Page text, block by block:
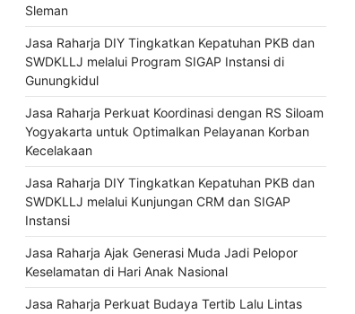
Sleman
Jasa Raharja DIY Tingkatkan Kepatuhan PKB dan
SWDKLLJ melalui Program SIGAP Instansi di
Gunungkidul
Jasa Raharja Perkuat Koordinasi dengan RS Siloam
Yogyakarta untuk Optimalkan Pelayanan Korban
Kecelakaan
Jasa Raharja DIY Tingkatkan Kepatuhan PKB dan
SWDKLLJ melalui Kunjungan CRM dan SIGAP
Instansi
Jasa Raharja Ajak Generasi Muda Jadi Pelopor
Keselamatan di Hari Anak Nasional
Jasa Raharja Perkuat Budaya Tertib Lalu Lintas